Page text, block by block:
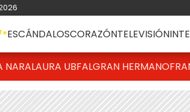
ESCÁNDALOSCORAZÓNTELEVISIÓN
NARALAURA UBFALGRAN HERMANO